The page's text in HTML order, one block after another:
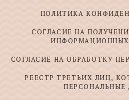
ПОЛИТИКА
СОГЛАСИЕ НА
ИНФОРМАЦИОННЫХ
СОГЛАСИЕ НА ОБРАБОТКУ
РЕЕСТР ТРЕТЬИХ ЛИЦ,
ПЕРСОНАЛЬНЫЕ